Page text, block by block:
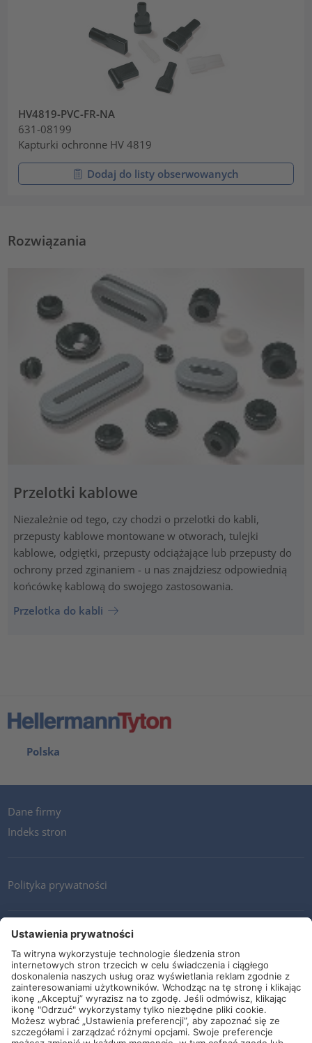
HV4819-PVC-FR-NA
631-08199
Kapturki ochronne HV 4819
Dodaj do listy obserwowanych
Rozwiązania
Przelotki kablowe
Niezależnie od tego, czy chodzi o przelotki do kabli,
przepusty kablowe montowane w otworach, tulejki
kablowe, odgiętki, przepusty odciążające lub przepusty do
ochrony przed zginaniem - u nas znajdziesz odpowiednią
końcówkę kablową do swojego zastosowania.
Przelotka do kabli
Polska
Dane firmy
Indeks stron
Polityka prywatności
Kontakt
Newsletter